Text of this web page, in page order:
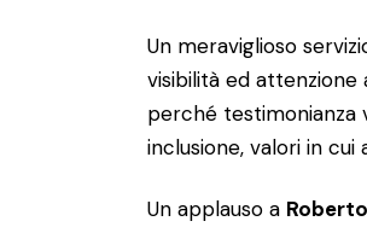
Un meraviglioso
visibilità ed
perché
inclusione, valori in
Un applauso a